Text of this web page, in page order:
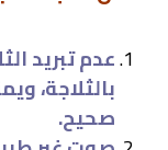
عدم تبريد
بالثلاجة،
صحيح.